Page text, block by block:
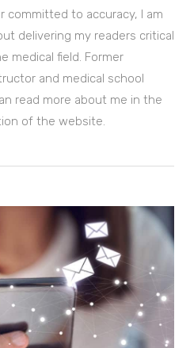
committed to accuracy, I am
delivering my readers critical
medical field. Former
and medical school
read more about me in the
of the website.